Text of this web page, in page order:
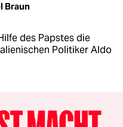
Braun
des Papstes die
Politiker Aldo